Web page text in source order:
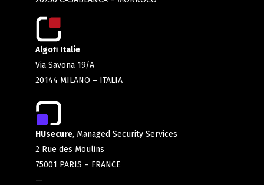
Algoﬁ Italie
Via Savona 19/A
20144 MILANO – ITALIA
HUsecure, Managed Security Services
2 Rue des Moulins
75001 PARIS – FRANCE
—